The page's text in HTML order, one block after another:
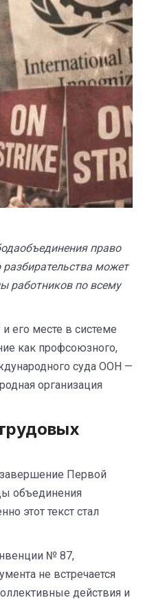
право
может
работников по всему
его месте в системе
как профсоюзного,
суда ООН —
организация
Первой
объединения
этот текст стал
№ 87,
не встречается
действия и